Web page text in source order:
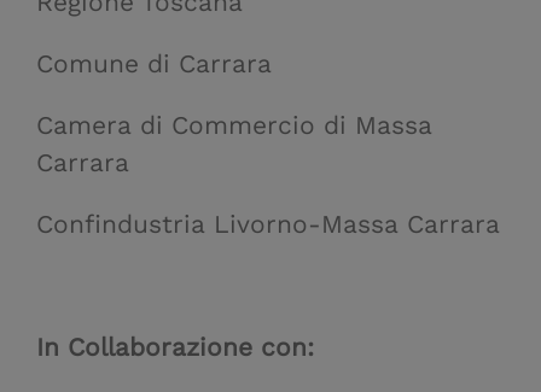
Comune di Carrara
Camera di Commercio di Massa
Carrara
Confindustria Livorno-Massa Carrara
In Collaborazione con: